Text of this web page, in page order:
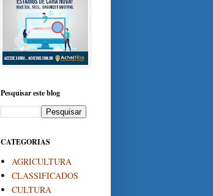
Pesquisar este blog
CATEGORIAS
AGRICULTURA
CLASSIFICADOS
CULTURA